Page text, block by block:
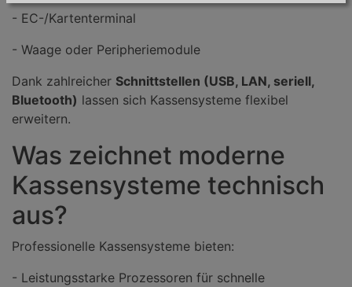
- EC-/Kartenterminal
- Waage oder Peripheriemodule
Dank zahlreicher Schnittstellen (USB, LAN, seriell,
Bluetooth) lassen sich Kassensysteme flexibel
erweitern.
Was zeichnet moderne
Kassensysteme technisch
aus?
Professionelle Kassensysteme bieten:
- Leistungsstarke Prozessoren für schnelle